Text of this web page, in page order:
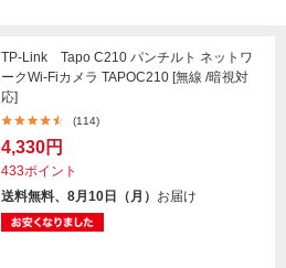
TP-Link Tapo C210 パンチルト ネットワ
ークWi-Fiカメラ TAPOC210 [無線 /暗視対
応]
(114)
4,330円
433ポイント
送料無料、8月10日（月） お届け